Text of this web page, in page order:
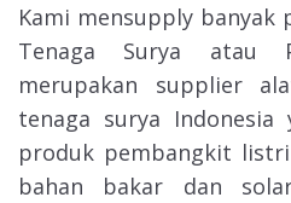
Kami mensupply banyak
Tenaga Surya atau
merupakan supplier
tenaga surya
produk pembangkit
bahan bakar dan